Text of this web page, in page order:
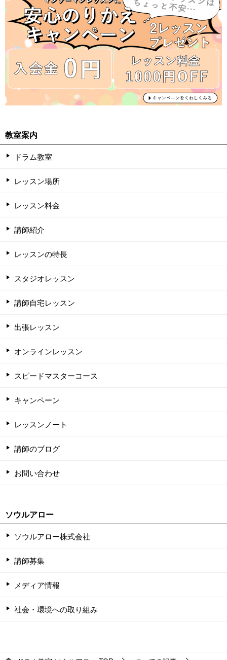
教室案内
ドラム教室
レッスン場所
レッスン料金
講師紹介
レッスンの特長
スタジオレッスン
講師自宅レッスン
出張レッスン
オンラインレッスン
スピードマスターコース
キャンペーン
レッスンノート
講師のブログ
お問い合わせ
ソウルアロー
ソウルアロー株式会社
講師募集
メディア情報
社会・環境への取り組み